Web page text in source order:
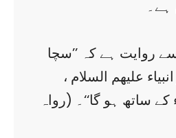
ہے۔
روایت ہے کہ ’’سچا
علیھم السلام ،
ساتھ ہو گا‘‘۔ (رواہ